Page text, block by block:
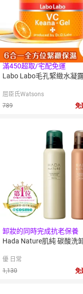
滿450超取/宅配免運
Labo Labo毛孔緊緻水凝
屈臣氏Watsons
789
免
卸妝的同時完成抗老保養
Hada Nature肌純 碳酸洗
優 日常
1,130
免